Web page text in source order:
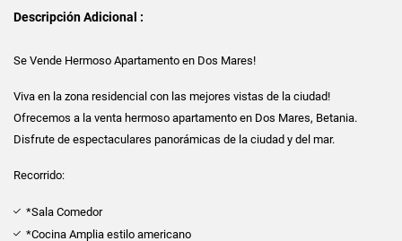
Descripción Adicional :
Se Vende Hermoso Apartamento en Dos Mares!
Viva en la zona residencial con las mejores vistas de la ciudad!
Ofrecemos a la venta hermoso apartamento en Dos Mares, Betania.
Disfrute de espectaculares panorámicas de la ciudad y del mar.
Recorrido:
*Sala Comedor
*Cocina Amplia estilo americano